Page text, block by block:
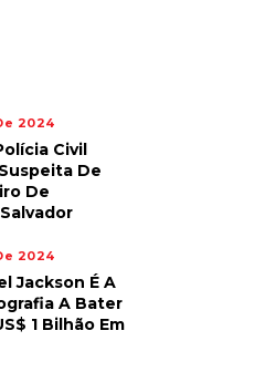
2024
Civil
De
De
2024
Jackson É A
A Bater
1 Bilhão Em